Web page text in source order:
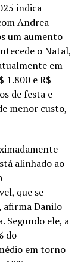
indica
Andrea
um aumento
o Natal,
em
1.800 e R$
de festa e
menor custo,
alinhado ao
que se
afirma Danilo
Segundo ele, a
do
em torno